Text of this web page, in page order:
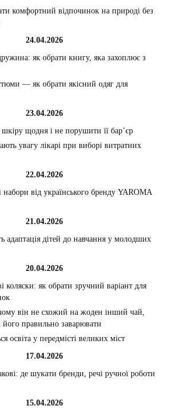
комфортний відпочинок на природі без
24.04.2026
як обрати книгу, яка захоплює з
— як обрати якісний одяг для
23.04.2026
щодня і не порушити її бар’єр
увагу лікарі при виборі витратних
22.04.2026
набори від українського бренду YAROMA
21.04.2026
адаптація дітей до навчання у молодших
20.04.2026
коляски: як обрати зручний варіант для
він не схожий на жоден інший чай,
правильно заварювати
освіта у передмісті великих міст
17.04.2026
де шукати бренди, речі ручної роботи
15.04.2026